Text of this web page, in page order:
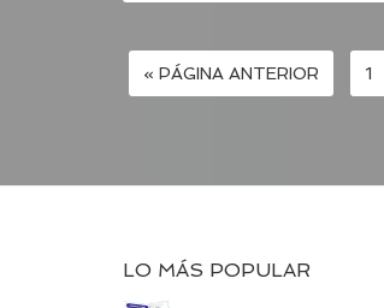
« PÁGINA ANTERIOR 1
LO MÁS POPULAR